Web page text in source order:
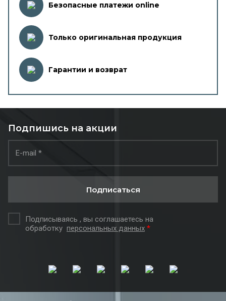
Безопасные платежи online
Только оригинальная продукция
Гарантии и возврат
Подпишись на акции
Подписываясь , вы соглашаетесь на
обработку персональных данных *
Подписаться